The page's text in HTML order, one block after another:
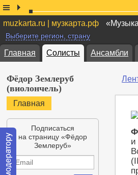
muzkarta.ru | музкарта.рф
Выберите регион, страну
Главная Солисты Ансамбли
Фёдор Землеруб
(виолончель)
Главная
Подписаться
на страницу «Фёдор
Землеруб»
и